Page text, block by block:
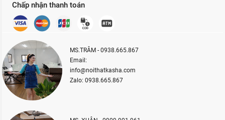
Chấp nhận thanh toán
MS.TRÂM - 0938.665.867
Email:
info@noithatkasha.com
Zalo: 0938.665.867